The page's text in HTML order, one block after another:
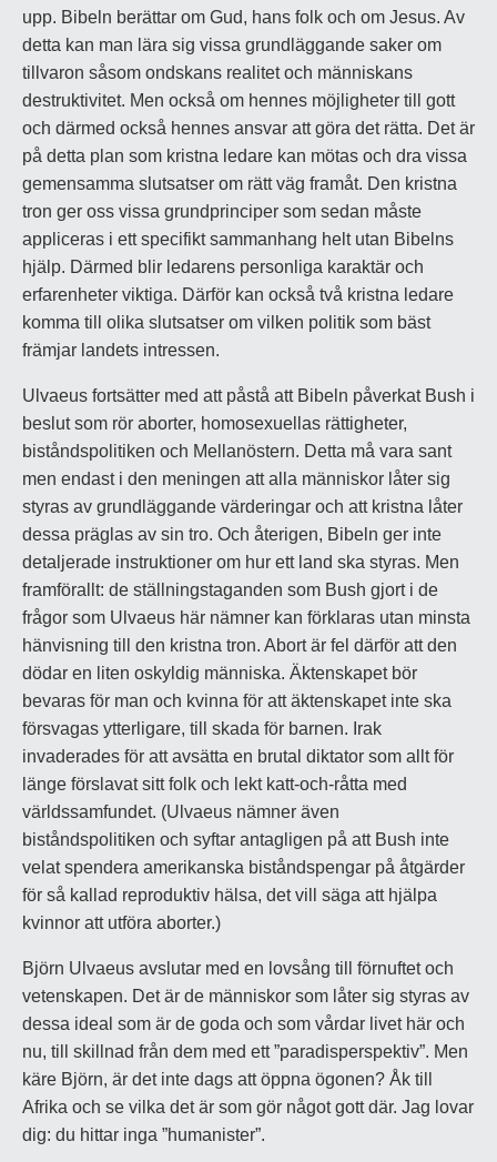
upp. Bibeln berättar om Gud, hans folk och om Jesus. Av
detta kan man lära sig vissa grundläggande saker om
tillvaron såsom ondskans realitet och människans
destruktivitet. Men också om hennes möjligheter till gott
och därmed också hennes ansvar att göra det rätta. Det är
på detta plan som kristna ledare kan mötas och dra vissa
gemensamma slutsatser om rätt väg framåt. Den kristna
tron ger oss vissa grundprinciper som sedan måste
appliceras i ett specifikt sammanhang helt utan Bibelns
hjälp. Därmed blir ledarens personliga karaktär och
erfarenheter viktiga. Därför kan också två kristna ledare
komma till olika slutsatser om vilken politik som bäst
främjar landets intressen.
Ulvaeus fortsätter med att påstå att Bibeln påverkat Bush i
beslut som rör aborter, homosexuellas rättigheter,
biståndspolitiken och Mellanöstern. Detta må vara sant
men endast i den meningen att alla människor låter sig
styras av grundläggande värderingar och att kristna låter
dessa präglas av sin tro. Och återigen, Bibeln ger inte
detaljerade instruktioner om hur ett land ska styras. Men
framförallt: de ställningstaganden som Bush gjort i de
frågor som Ulvaeus här nämner kan förklaras utan minsta
hänvisning till den kristna tron. Abort är fel därför att den
dödar en liten oskyldig människa. Äktenskapet bör
bevaras för man och kvinna för att äktenskapet inte ska
försvagas ytterligare, till skada för barnen. Irak
invaderades för att avsätta en brutal diktator som allt för
länge förslavat sitt folk och lekt katt-och-råtta med
världssamfundet. (Ulvaeus nämner även
biståndspolitiken och syftar antagligen på att Bush inte
velat spendera amerikanska biståndspengar på åtgärder
för så kallad reproduktiv hälsa, det vill säga att hjälpa
kvinnor att utföra aborter.)
Björn Ulvaeus avslutar med en lovsång till förnuftet och
vetenskapen. Det är de människor som låter sig styras av
dessa ideal som är de goda och som vårdar livet här och
nu, till skillnad från dem med ett ”paradisperspektiv”. Men
käre Björn, är det inte dags att öppna ögonen? Åk till
Afrika och se vilka det är som gör något gott där. Jag lovar
dig: du hittar inga ”humanister”.